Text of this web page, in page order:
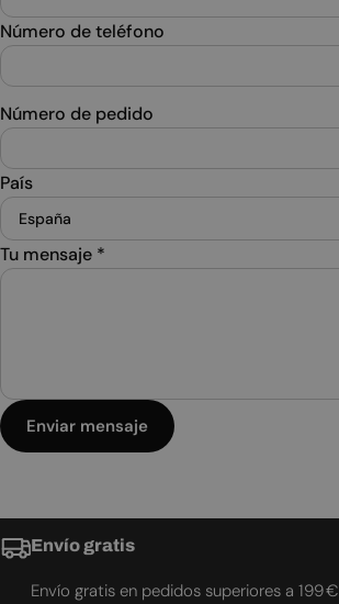
Número de teléfono
Número de pedido
País
Tu mensaje *
Enviar mensaje
Envío gratis
Envío gratis en pedidos superiores a 199 €